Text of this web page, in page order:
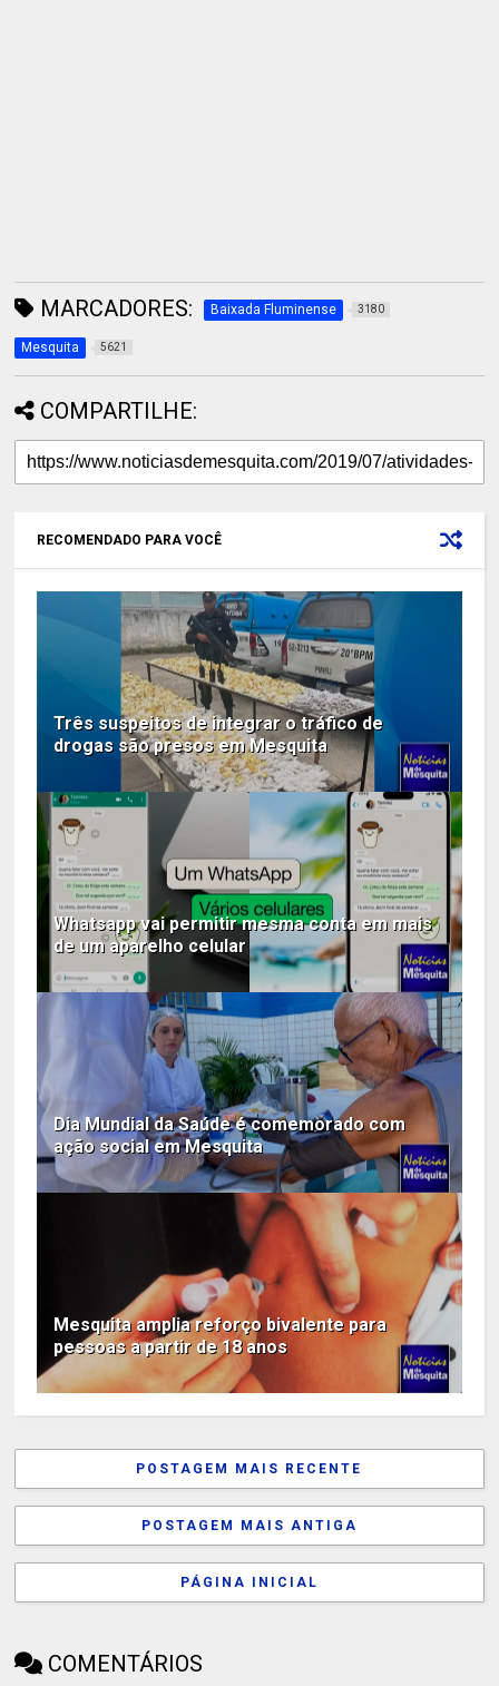
MARCADORES: Baixada Fluminense 3180
Mesquita 5621
COMPARTILHE:
RECOMENDADO PARA VOCÊ
Três suspeitos de integrar o tráfico de
drogas são presos em Mesquita
Whatsapp vai permitir mesma conta em mais
de um aparelho celular
Dia Mundial da Saúde é comemorado com
ação social em Mesquita
Mesquita amplia reforço bivalente para
pessoas a partir de 18 anos
POSTAGEM MAIS RECENTE
POSTAGEM MAIS ANTIGA
PÁGINA INICIAL
COMENTÁRIOS